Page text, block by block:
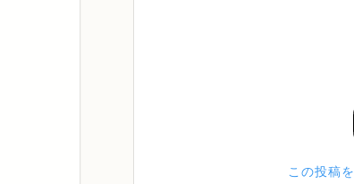
この投稿